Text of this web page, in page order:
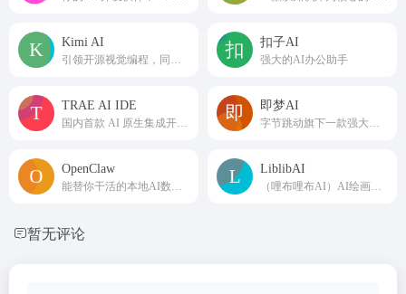
Kimi AI 扣子AI
强大的AI办公助手
TRAE AI IDE 即梦AI
OpenClaw LiblibAI
暂无评论